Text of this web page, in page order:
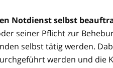
Notdienst selbst
seiner Pflicht zur
selbst tätig werden.
werden und die